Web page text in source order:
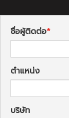
ชื่อผู้ติดต่อ
ตำแหน่ง
บริษัท